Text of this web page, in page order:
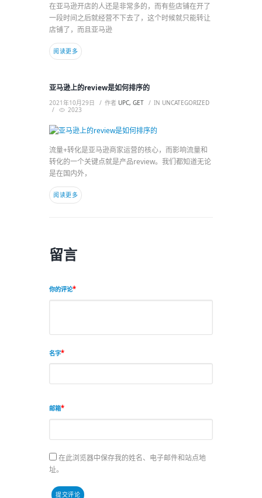
在亚马逊开店的人还是非常多的，而有些店铺在开了
一段时间之后就经营不下去了，这个时候就只能转让
店铺了，而且亚马逊
阅读更多
亚马逊上的review是如何排序的
2021年10月29日 作者 UPC, GET IN UNCATEGORIZED
2023
流量+转化是亚马逊商家运营的核心，而影响流量和
转化的一个关键点就是产品review。我们都知道无论
是在国内外，
阅读更多
留言
你的评论
名字
邮箱
在此浏览器中保存我的姓名、电子邮件和站点地
址。